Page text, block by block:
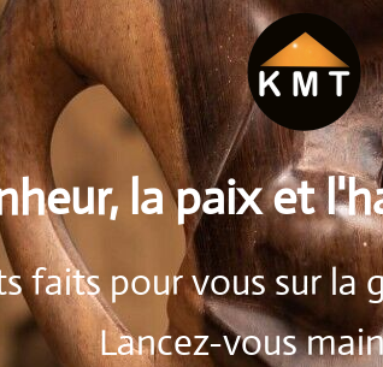
la paix et
faits pour vous sur
Lancez-vous